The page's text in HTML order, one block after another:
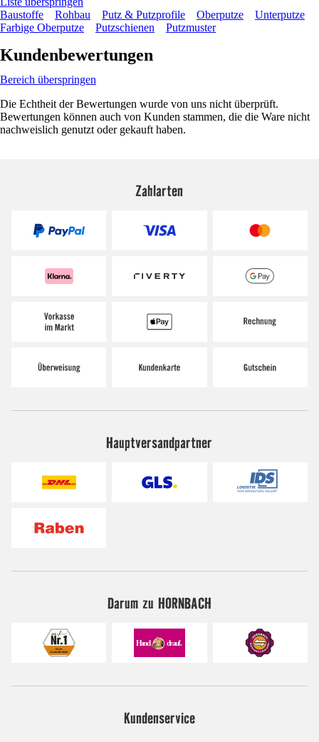
Baustoffe
Rohbau Putz & Putzprofile Oberputze
Unterputze
Farbige Oberputze
Putzschienen Putzmuster
Kundenbewertungen
Bereich überspringen
Die Echtheit der Bewertungen wurde von uns nicht überprüft.
Bewertungen können auch von Kunden stammen, die die Ware nicht
nachweislich genutzt oder gekauft haben.
Zahlarten
Hauptversandpartner
Darum zu HORNBACH
Kundenservice